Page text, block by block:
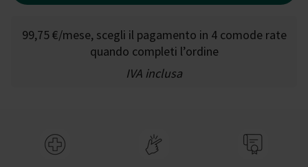
99,75 €/mese, scegli il pagamento in 4 comode rate
quando completi l’ordine
IVA inclusa